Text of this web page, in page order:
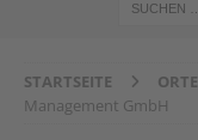
STARTSEITE ORTE
Management GmbH